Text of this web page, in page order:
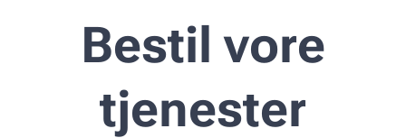
Bestil vore
tjenester